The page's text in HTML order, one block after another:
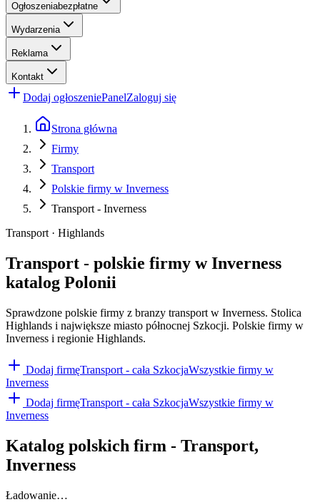
Ogłoszeniabezpłatne
Wydarzenia
Reklama
Kontakt
Dodaj ogłoszeniePanelZaloguj się
Strona główna
Firmy
Transport
Polskie firmy w Inverness
Transport - Inverness
Transport · Highlands
Transport - polskie firmy w Inverness
katalog Polonii
Sprawdzone polskie firmy z branzy transport w Inverness. Stolica
Highlands i największe miasto północnej Szkocji. Polskie firmy w
Inverness i regionie Highlands.
Dodaj firmęTransport - cała SzkocjaWszystkie firmy w
Inverness
Dodaj firmęTransport - cała SzkocjaWszystkie firmy w
Inverness
Katalog polskich firm - Transport,
Inverness
Ładowanie…